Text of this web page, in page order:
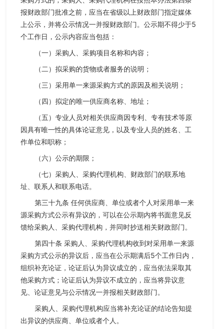
报财政部门批准之前，应当在省级以上财政部门指定媒体
上公示，并将公示情况一并报财政部门。公示期不得少于5
个工作日，公示内容应当包括：
（一）采购人、采购项目名称和内容；
（二）拟采购的货物或者服务的说明；
（三）采用单一来源采购方式的原因及相关说明；
（四）拟定的唯一供应商名称、地址；
（五）专业人员对相关供应商因专利、专有技术等原
因具有唯一性的具体论证意见，以及专业人员的姓名、工
作单位和职称；
（六）公示的期限；
（七）采购人、采购代理机构、财政部门的联系地
址、联系人和联系电话。
第三十九条 任何供应商、单位或者个人对采用单一来
源采购方式公示有异议的，可以在公示期内将书面意见反
馈给采购人、采购代理机构，并同时抄送相关财政部门。
第四十条 采购人、采购代理机构收到对采用单一来源
采购方式公示的异议后，应当在公示期满后5个工作日内，
组织补充论证，论证后认为异议成立的，应当依法采取其
他采购方式；论证后认为异议不成立的，应当将异议意
见、论证意见与公示情况一并报相关财政部门。
采购人、采购代理机构应当将补充论证的结论告知提
出异议的供应商、单位或者个人。